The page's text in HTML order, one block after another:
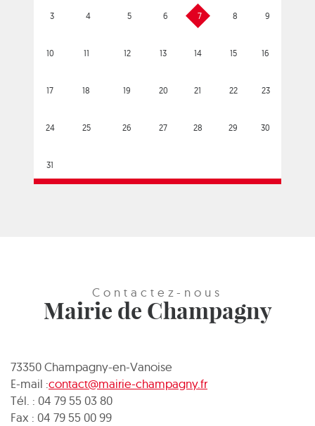
3 4 5 6 7 8 9
10 11 12 13 14 15 16
17 18 19 20 21 22 23
24 25 26 27 28 29 30
31
Contactez-nous
Mairie de Champagny
73350 Champagny-en-Vanoise
E-mail :contact@mairie-champagny.fr
Tél. : 04 79 55 03 80
Fax : 04 79 55 00 99